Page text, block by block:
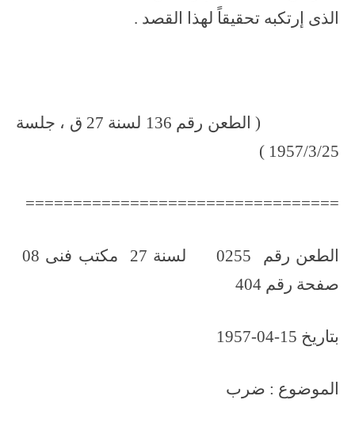
الذى إرتكبه تحقيقاً لهذا القصد .
( الطعن رقم 136 لسنة 27 ق ، جلسة
1957/3/25 )
=================================
صفحة رقم 404
بتاريخ 15-04-1957
الموضوع : ضرب